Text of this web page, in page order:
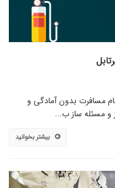
مسافرت بدون آمادگی و
و مسئله ساز ب...
بیشتر بخوانید